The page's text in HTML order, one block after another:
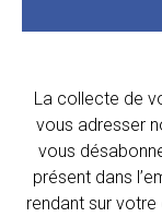
La collecte de
vous adresser
vous
présent dans
rendant sur